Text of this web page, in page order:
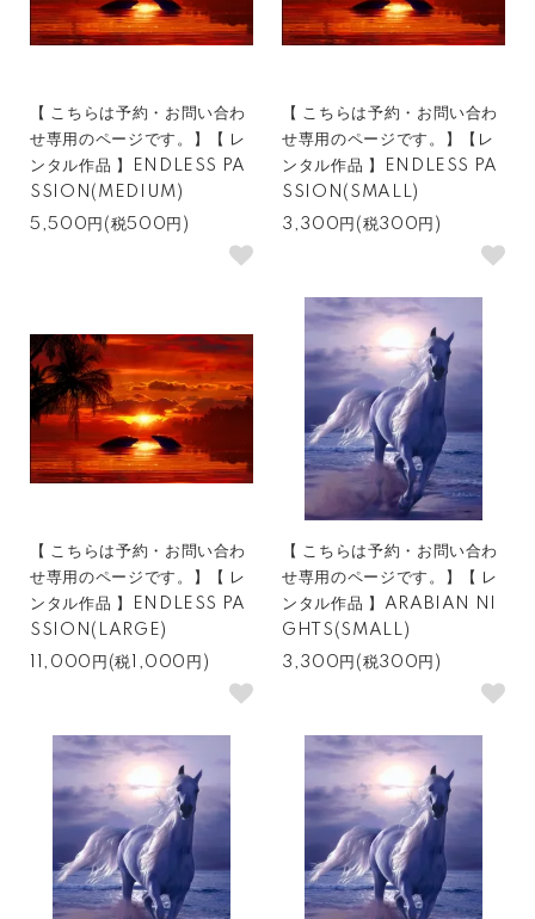
【 こちらは予約・お問い合わ
せ専用のページです。】【 レ
ンタル作品 】ENDLESS PA
SSION(MEDIUM)
5,500円(税500円)
【 こちらは予約・お問い合わ
せ専用のページです。】【レ
ンタル作品 】ENDLESS PA
SSION(SMALL)
3,300円(税300円)
【 こちらは予約・お問い合わ
せ専用のページです。】【 レ
ンタル作品 】ENDLESS PA
SSION(LARGE)
11,000円(税1,000円)
【 こちらは予約・お問い合わ
せ専用のページです。】【 レ
ンタル作品 】ARABIAN NI
GHTS(SMALL)
3,300円(税300円)